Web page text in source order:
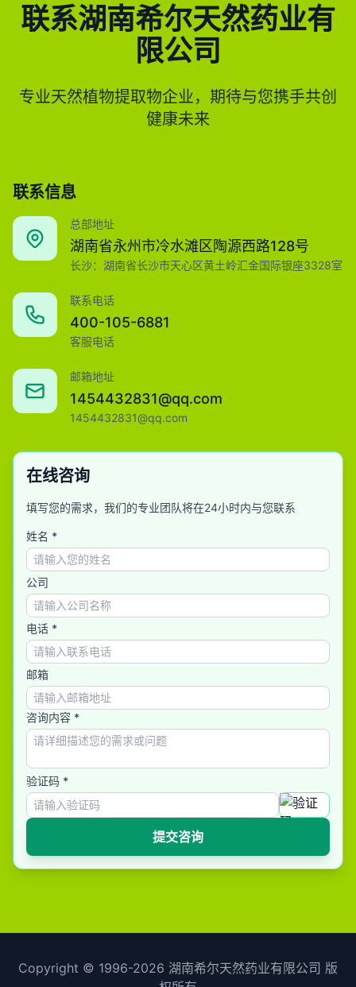
联系湖南希尔天然药业有
限公司
专业天然植物提取物企业，期待与您携手共创
健康未来
联系信息
总部地址
湖南省永州市冷水滩区陶源西路128号
长沙：湖南省长沙市天心区黄土岭汇金国际银座3328室
联系电话
400-105-6881
客服电话
邮箱地址
1454432831@qq.com
1454432831@qq.com
在线咨询
填写您的需求，我们的专业团队将在24小时内与您联系
姓名 *
公司
电话 *
邮箱
咨询内容 *
验证码 *
提交咨询
Copyright © 1996-2026 湖南希尔天然药业有限公司 版